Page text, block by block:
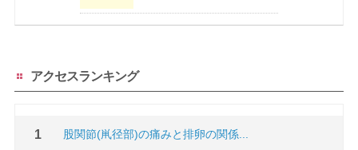
アクセスランキング
股関節(鼡径部)の痛みと排卵の関係...